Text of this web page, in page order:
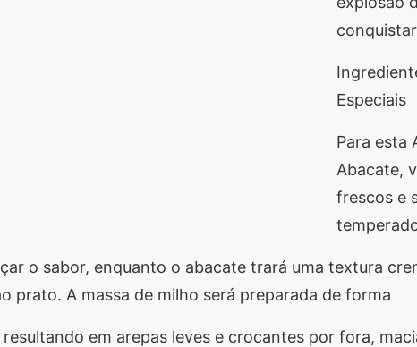
Especiais
Para esta
Abacate,
frescos e
o sabor, enquanto o abacate trará uma textura
prato. A massa de milho será preparada de forma
resultando em arepas leves e crocantes por fora,